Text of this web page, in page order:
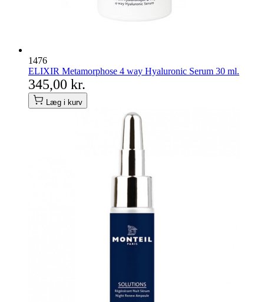
1476
ELIXIR Metamorphose 4 way Hyaluronic Serum 30 ml.
345,00 kr.
Læg i kurv